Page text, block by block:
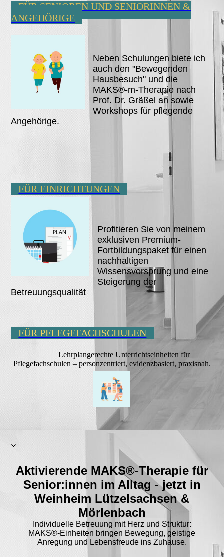
FÜR SENIOREN UND SENIORINNEN &
ANGEHÖRIGE
Neben Schulungen biete ich
auch den "Bewegenden
Hausbesuch" und die
MAKS®-m-Therapie nach
Prof. Dr. Gräßel an sowie
Workshops für pflegende
Angehörige.
FÜR EINRICHTUNGEN
Profitieren Sie von meinem
exklusiven Premium-
Fortbildungspaket für einen
nachhaltigen
Wissensvorsprung und eine
Steigerung der
Betreuungsqualität
FÜR PFLEGEFACHSCHULEN
Lehrplangerechte Unterrichtseinheiten für
Pflegefachschulen – personzentriert, evidenzbasiert, praxisnah.
Aktivierende MAKS®-Therapie für
Senior:innen im Alltag - jetzt in
Weinheim Lützelsachsen &
Mörlenbach
Individuelle Betreuung mit Herz und Struktur:
MAKS®-Einheiten bringen Bewegung, geistige
Anregung und Lebensfreude ins Zuhause.